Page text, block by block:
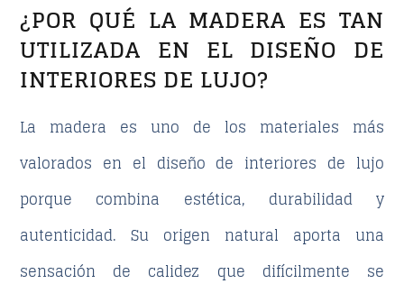
¿POR QUÉ LA MADERA ES TAN
UTILIZADA EN EL DISEÑO DE
INTERIORES DE LUJO?
La madera es uno de los materiales más
valorados en el diseño de interiores de lujo
porque combina estética, durabilidad y
autenticidad. Su origen natural aporta una
sensación de calidez que difícilmente se